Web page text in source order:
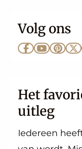
Volg ons
Ga Ga Ga
Het
uitleg
Iedereen